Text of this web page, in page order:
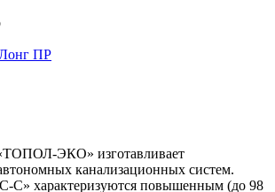
ПР
ЭКО» изготавливает
канализационных систем.
С» характеризуются повышенным (до 98